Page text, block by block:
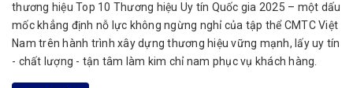
thương hiệu Top 10 Thương hiệu Uy tín Quốc gia 2025 – một dấu
mốc khẳng định nỗ lực không ngừng nghỉ của tập thể CMTC Việt
Nam trên hành trình xây dựng thương hiệu vững mạnh, lấy uy tín
- chất lượng - tận tâm làm kim chỉ nam phục vụ khách hàng.